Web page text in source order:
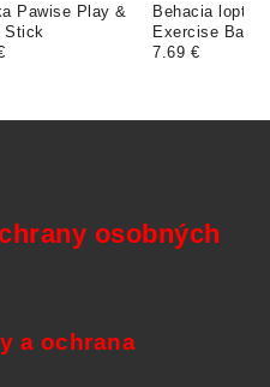
Pawise Play &
Stick
Behacia lopta
Exercise Ball
7.69 €
osobných
a ochrana